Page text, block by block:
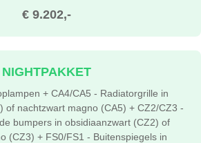
€ 9.202,-
NIGHTPAKKET
+ CA4/CA5 - Radiatorgrille in
of nachtzwart magno (CA5) + CZ2/CZ3 -
bumpers in obsidiaanzwart (CZ2) of
(CZ3) + FS0/FS1 - Buitenspiegels in